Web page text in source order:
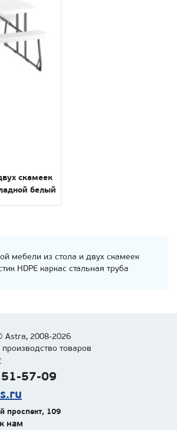
скамеек
белый
мебели из стола и двух скамеек
HDPE каркас стальная труба
Astra, 2008-2026
производство товаров
57-09
проспект, 109
нам